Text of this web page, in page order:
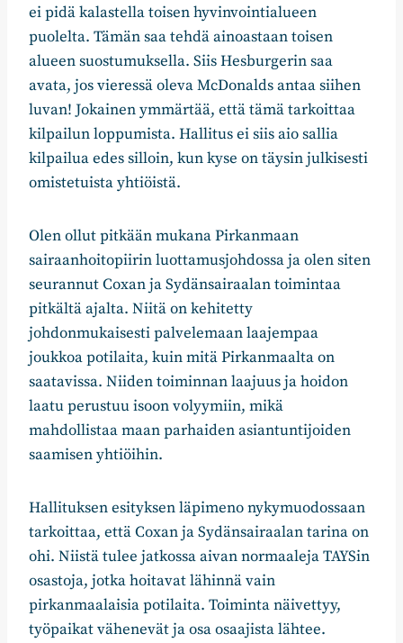
ei pidä kalastella toisen hyvinvointialueen
puolelta. Tämän saa tehdä ainoastaan toisen
alueen suostumuksella. Siis Hesburgerin saa
avata, jos vieressä oleva McDonalds antaa siihen
luvan! Jokainen ymmärtää, että tämä tarkoittaa
kilpailun loppumista. Hallitus ei siis aio sallia
kilpailua edes silloin, kun kyse on täysin julkisesti
omistetuista yhtiöistä.
Olen ollut pitkään mukana Pirkanmaan
sairaanhoitopiirin luottamusjohdossa ja olen siten
seurannut Coxan ja Sydänsairaalan toimintaa
pitkältä ajalta. Niitä on kehitetty
johdonmukaisesti palvelemaan laajempaa
joukkoa potilaita, kuin mitä Pirkanmaalta on
saatavissa. Niiden toiminnan laajuus ja hoidon
laatu perustuu isoon volyymiin, mikä
mahdollistaa maan parhaiden asiantuntijoiden
saamisen yhtiöihin.
Hallituksen esityksen läpimeno nykymuodossaan
tarkoittaa, että Coxan ja Sydänsairaalan tarina on
ohi. Niistä tulee jatkossa aivan normaaleja TAYSin
osastoja, jotka hoitavat lähinnä vain
pirkanmaalaisia potilaita. Toiminta näivettyy,
työpaikat vähenevät ja osa osaajista lähtee.